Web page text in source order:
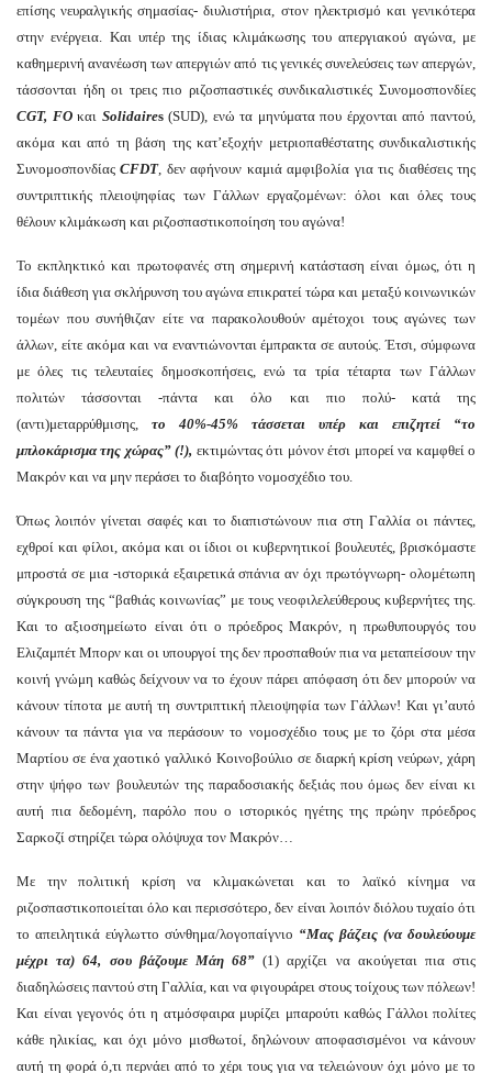
επίσης νευραλγικής σημασίας- διυλιστήρια, στον ηλεκτρισμό και γενικότερα
στην ενέργεια. Και υπέρ της ίδιας κλιμάκωσης του απεργιακού αγώνα, με
καθημερινή ανανέωση των απεργιών από τις γενικές συνελεύσεις των απεργών,
τάσσονται ήδη οι τρεις πιο ριζοσπαστικές συνδικαλιστικές Συνομοσπονδίες
CGT, FOκαι Solidaires(SUD), ενώ τα μηνύματα που έρχονται από παντού,
ακόμα και από τη βάση της κατ’εξοχήν μετριοπαθέστατης συνδικαλιστικής
ΣυνομοσπονδίαςCFDT, δεν αφήνουν καμιά αμφιβολία για τις διαθέσεις της
συντριπτικής πλειοψηφίας των Γάλλων εργαζομένων: όλοι και όλες τους
θέλουν κλιμάκωση και ριζοσπαστικοποίηση του αγώνα!
Το εκπληκτικό και πρωτοφανές στη σημερινή κατάσταση είναι όμως, ότι η
ίδια διάθεση για σκλήρυνση του αγώνα επικρατεί τώρα και μεταξύ κοινωνικών
τομέων που συνήθιζαν είτε να παρακολουθούν αμέτοχοι τους αγώνες των
άλλων, είτε ακόμα και να εναντιώνονται έμπρακτα σε αυτούς. Έτσι, σύμφωνα
με όλες τις τελευταίες δημοσκοπήσεις, ενώ τα τρία τέταρτα των Γάλλων
πολιτών τάσσονται -πάντα και όλο και πιο πολύ- κατά της
(αντι)μεταρρύθμισης, το 40%-45% τάσσεται υπέρ και επιζητεί “το
μπλοκάρισμα της χώρας” (!), εκτιμώντας ότι μόνον έτσι μπορεί να καμφθεί ο
Μακρόν και να μην περάσει το διαβόητο νομοσχέδιο του.
Όπως λοιπόν γίνεται σαφές και το διαπιστώνουν πια στη Γαλλία οι πάντες,
εχθροί και φίλοι, ακόμα και οι ίδιοι οι κυβερνητικοί βουλευτές, βρισκόμαστε
μπροστά σε μια -ιστορικά εξαιρετικά σπάνια αν όχι πρωτόγνωρη- ολομέτωπη
σύγκρουση της “βαθιάς κοινωνίας” με τους νεοφιλελεύθερους κυβερνήτες της.
Και το αξιοσημείωτο είναι ότι ο πρόεδρος Μακρόν, η πρωθυπουργός του
Ελιζαμπέτ Μπορν και οι υπουργοί της δεν προσπαθούν πια να μεταπείσουν την
κοινή γνώμη καθώς δείχνουν να το έχουν πάρει απόφαση ότι δεν μπορούν να
κάνουν τίποτα με αυτή τη συντριπτική πλειοψηφία των Γάλλων! Και γι’αυτό
κάνουν τα πάντα για να περάσουν το νομοσχέδιο τους με το ζόρι στα μέσα
Μαρτίου σε ένα χαοτικό γαλλικό Κοινοβούλιο σε διαρκή κρίση νεύρων, χάρη
στην ψήφο των βουλευτών της παραδοσιακής δεξιάς που όμως δεν είναι κι
αυτή πια δεδομένη, παρόλο που ο ιστορικός ηγέτης της πρώην πρόεδρος
Σαρκοζί στηρίζει τώρα ολόψυχα τον Μακρόν…
Με την πολιτική κρίση να κλιμακώνεται και το λαϊκό κίνημα να
ριζοσπαστικοποιείται όλο και περισσότερο, δεν είναι λοιπόν διόλου τυχαίο ότι
το απειλητικά εύγλωττο σύνθημα/λογοπαίγνιο “Μας βάζεις (να δουλεύουμε
μέχρι τα) 64, σου βάζουμε Μάη 68”(1) αρχίζει να ακούγεται πια στις
διαδηλώσεις παντού στη Γαλλία, και να φιγουράρει στους τοίχους των πόλεων!
Και είναι γεγονός ότι η ατμόσφαιρα μυρίζει μπαρούτι καθώς Γάλλοι πολίτες
κάθε ηλικίας, και όχι μόνο μισθωτοί, δηλώνουν αποφασισμένοι να κάνουν
αυτή τη φορά ό,τι περνάει από το χέρι τους για να τελειώνουν όχι μόνο με το